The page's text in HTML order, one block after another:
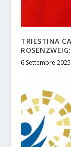
TRIESTINA
6 Settembre 2025